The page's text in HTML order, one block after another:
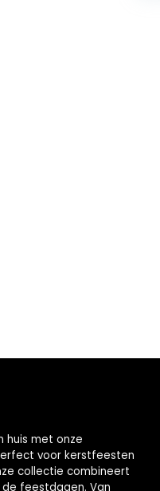
huis met onze
voor kerstfeesten
collectie combineert
feestdagen. Van